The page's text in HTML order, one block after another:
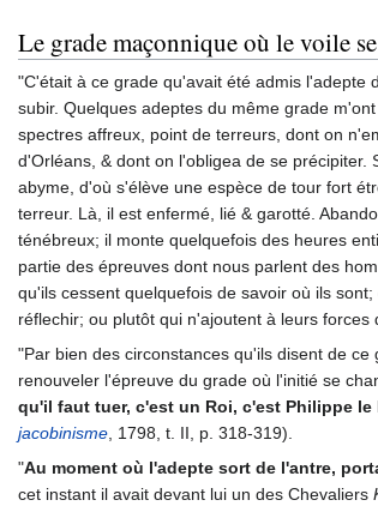
navigation
recherche
Le grade maçonnique où le voile
"C'était à ce grade qu'avait été admis l'adepte
subir. Quelques adeptes du même grade
spectres affreux, point de terreurs, dont on
d'Orléans, & dont on l'obligea de se
abyme, d'où s'élève une espèce de tour fort
terreur. Là, il est enfermé, lié & garotté.
ténébreux; il monte quelquefois des heures
partie des épreuves dont nous parlent des
qu'ils cessent quelquefois de savoir où ils
réflechir; ou plutôt qui n'ajoutent à leurs
"Par bien des circonstances qu'ils disent de
renouveler l'épreuve du grade où l'initié se
qu'il faut tuer, c'est un Roi, c'est Philippe
jacobinisme, 1798, t. II, p. 318-319).
"Au moment où l'adepte sort de l'antre,
cet instant il avait devant lui un des Chevaliers